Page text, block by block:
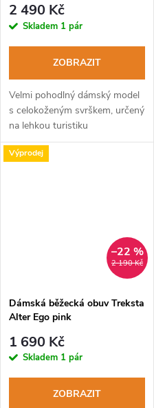
2 490 Kč
Skladem 1 pár
ZOBRAZIT
Velmi pohodlný dámský model
s celokoženým svrškem, určený
na lehkou turistiku
Výprodej
2 190 Kč
–22 %
Dámská běžecká obuv Treksta
Alter Ego pink
1 690 Kč
Skladem 1 pár
ZOBRAZIT